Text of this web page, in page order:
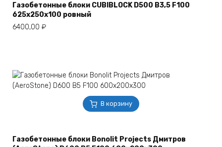
Газобетонные блоки CUBIBLOCK D500 B3,5 F100
625х250х100 ровный
6400,00 ₽
В корзину
Газобетонные блоки Bonolit Projects Дмитров